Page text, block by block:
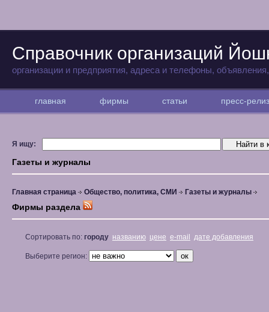
Справочник организаций
организации и предприятия, адреса и телефоны,
главная фирмы статьи пресс-
Я ищу:
Газеты и журналы
Главная страница Общество, политика, СМИ Газеты и журналы
Фирмы раздела
Сортировать по: городу названию цене e-mail дате добавления
Выберите регион: